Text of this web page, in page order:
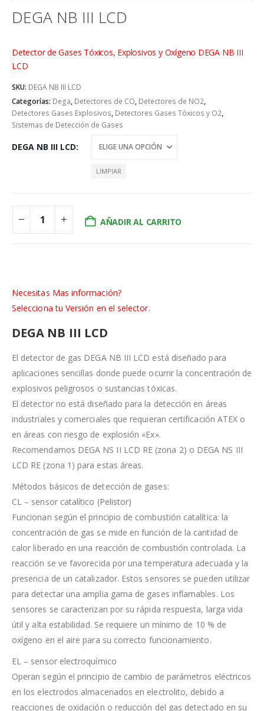
DEGA NB III LCD
Detector de Gases Tóxicos, Explosivos y Oxígeno DEGA NB III
LCD
SKU: DEGA NB III LCD
Categorías: Dega, Detectores de CO, Detectores de NO2,
Detectores Gases Explosivos, Detectores Gases Tóxicos y O2,
Sistemas de Detección de Gases
DEGA NB III LCD
LIMPIAR
AÑADIR AL CARRITO
Necesitas Mas información?
Selecciona tu Versión en el selector.
DEGA NB III LCD
El detector de gas DEGA NB III LCD está diseñado para
aplicaciones sencillas donde puede ocurrir la concentración de
explosivos peligrosos o sustancias tóxicas.
El detector no está diseñado para la detección en áreas
industriales y comerciales que requieran certificación ATEX o
en áreas con riesgo de explosión «Ex».
Recomendamos DEGA NS II LCD RE (zona 2) o DEGA NS III
LCD RE (zona 1) para estas áreas.
Métodos básicos de detección de gases:
CL – sensor catalítico (Pelistor)
Funcionan según el principio de combustión catalítica: la
concentración de gas se mide en función de la cantidad de
calor liberado en una reacción de combustión controlada. La
reacción se ve favorecida por una temperatura adecuada y la
presencia de un catalizador. Estos sensores se pueden utilizar
para detectar una amplia gama de gases inflamables. Los
sensores se caracterizan por su rápida respuesta, larga vida
útil y alta estabilidad. Se requiere un mínimo de 10 % de
oxígeno en el aire para su correcto funcionamiento.
EL – sensor electroquímico
Operan según el principio de cambio de parámetros eléctricos
en los electrodos almacenados en electrolito, debido a
reacciones de oxidación o reducción del gas detectado en su